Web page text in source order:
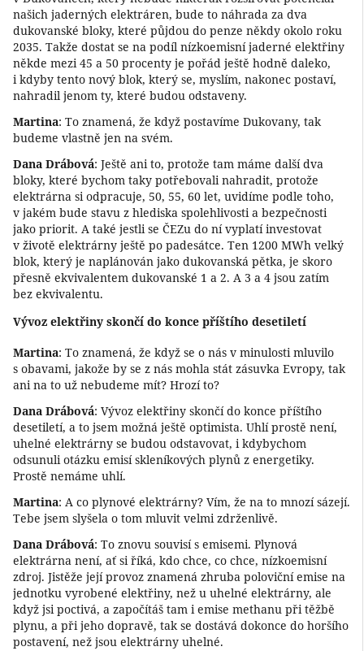
našich jaderných elektráren, bude to náhrada za dva
dukovanské bloky, které půjdou do penze někdy okolo roku
2035. Takže dostat se na podíl nízkoemisní jaderné elektřiny
někde mezi 45 a 50 procenty je pořád ještě hodně daleko,
i kdyby tento nový blok, který se, myslím, nakonec postaví,
nahradil jenom ty, které budou odstaveny.
Martina: To znamená, že když postavíme Dukovany, tak
budeme vlastně jen na svém.
Dana Drábová: Ještě ani to, protože tam máme další dva
bloky, které bychom taky potřebovali nahradit, protože
elektrárna si odpracuje, 50, 55, 60 let, uvidíme podle toho,
v jakém bude stavu z hlediska spolehlivosti a bezpečnosti
jako priorit. A také jestli se ČEZu do ní vyplatí investovat
v životě elektrárny ještě po padesátce. Ten 1200 MWh velký
blok, který je naplánován jako dukovanská pětka, je skoro
přesně ekvivalentem dukovanské 1 a 2. A 3 a 4 jsou zatím
bez ekvivalentu.
Vývoz elektřiny skončí do konce příštího desetiletí
Martina: To znamená, že když se o nás v minulosti mluvilo
s obavami, jakože by se z nás mohla stát zásuvka Evropy, tak
ani na to už nebudeme mít? Hrozí to?
Dana Drábová: Vývoz elektřiny skončí do konce příštího
desetiletí, a to jsem možná ještě optimista. Uhlí prostě není,
uhelné elektrárny se budou odstavovat, i kdybychom
odsunuli otázku emisí skleníkových plynů z energetiky.
Prostě nemáme uhlí.
Martina: A co plynové elektrárny? Vím, že na to mnozí sázejí.
Tebe jsem slyšela o tom mluvit velmi zdrženlivě.
Dana Drábová: To znovu souvisí s emisemi. Plynová
elektrárna není, ať si říká, kdo chce, co chce, nízkoemisní
zdroj. Jistěže její provoz znamená zhruba poloviční emise na
jednotku vyrobené elektřiny, než u uhelné elektrárny, ale
když jsi poctivá, a započítáš tam i emise methanu při těžbě
plynu, a při jeho dopravě, tak se dostává dokonce do horšího
postavení, než jsou elektrárny uhelné.